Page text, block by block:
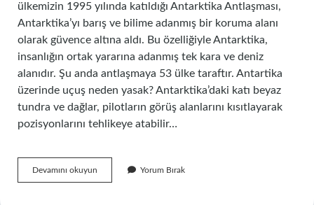
ülkemizin 1995 yılında katıldığı Antarktika Antlaşması,
Antarktika’yı barış ve bilime adanmış bir koruma alanı
olarak güvence altına aldı. Bu özelliğiyle Antarktika,
insanlığın ortak yararına adanmış tek kara ve deniz
alanıdır. Şu anda antlaşmaya 53 ülke taraftır. Antartika
üzerinde uçuş neden yasak? Antarktika’daki katı beyaz
tundra ve dağlar, pilotların görüş alanlarını kısıtlayarak
pozisyonlarını tehlikeye atabilir…
Devamını okuyun Antartikada
Neden
Yorum Bırak